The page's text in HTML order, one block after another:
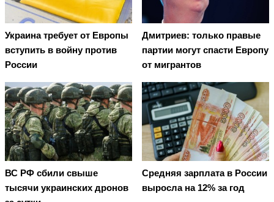
Украина требует от Европы
вступить в войну против
России
Дмитриев: только правые
партии могут спасти Европу
от мигрантов
ВС РФ сбили свыше
тысячи украинских дронов
Средняя зарплата в России
выросла на 12% за год